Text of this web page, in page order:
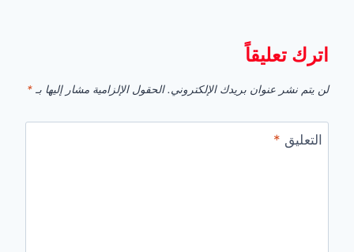
اترك تعليقاً
لن يتم نشر عنوان بريدك الإلكتروني. الحقول الإلزامية مشار إليها بـ *
التعليق *